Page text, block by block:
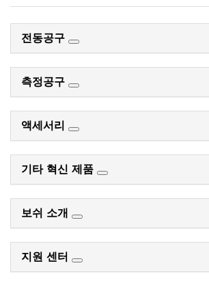
전동공구
측정공구
액세서리
기타 혁신 제품
보쉬 소개
지원 센터